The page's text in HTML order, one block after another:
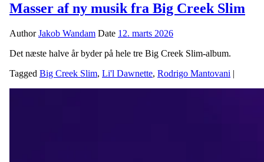
Masser af ny musik fra Big Creek Slim
AuthorJakob Wandam Date 12. marts 2026
Det næste halve år byder på hele tre Big Creek Slim-album.
Tagged Big Creek Slim, Li'l Dawnette, Rodrigo Mantovani |